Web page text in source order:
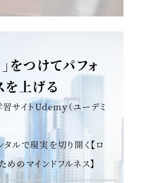
をつけてパフォ
を上げる
習サイトUdemy（ユーデミ
タルで現実を切り開く【ロ
めのマインドフルネス】